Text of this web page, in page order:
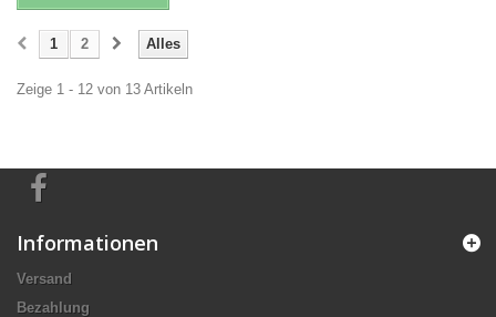
Alles
1 2
Zeige 1 - 12 von 13 Artikeln
Informationen
Versand
Bezahlung